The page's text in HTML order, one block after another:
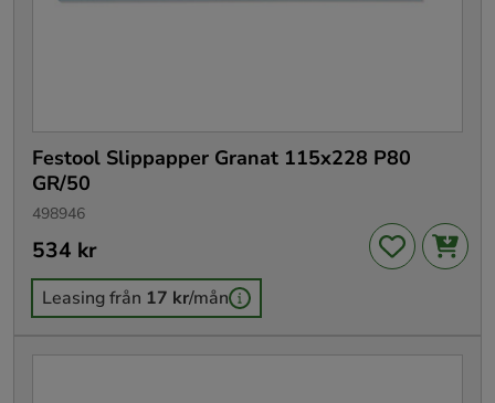
Festool Slippapper Granat 115x228 P80
GR/50
498946
Pris: 534 kr
534 kr
Leasing från 17 kr/mån